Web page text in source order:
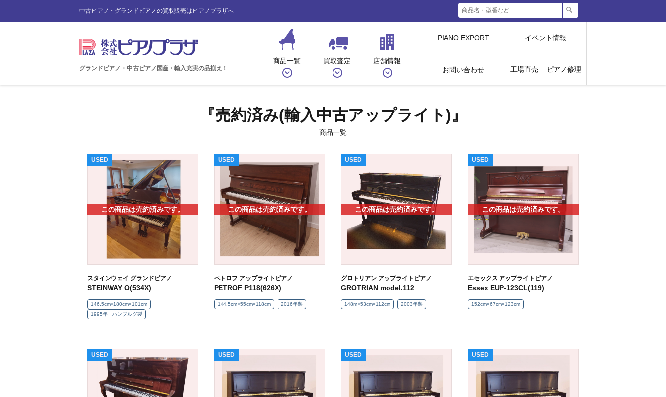
中古ピアノ・グランドピアノの買取販売はピアノプラザへ
グランドピアノ・中古ピアノ国産・輸入充実の品揃え！
商品一覧 買取査定 店舗情報
PIANO EXPORT
お問い合わせ
イベント情報
工場直売 ピアノ修理
『売約済み(輸入中古アップライト)』
商品一覧
この商品は売約済みです。
USED
スタインウェイ グランドピアノ
STEINWAY O(534X)
146.5cm×180cm×101cm
1995年 ハンブルグ製
この商品は売約済みです。
USED
ペトロフ アップライトピアノ
PETROF P118(626X)
144.5cm×55cm×118cm 2016年製
この商品は売約済みです。
USED
グロトリアン アップライトピアノ
GROTRIAN model.112
148m×53cm×112cm 2003年製
この商品は売約済みです。
USED
エセックス アップライトピアノ
Essex EUP-123CL(119)
152cm×67cm×123cm
USED USED USED USED